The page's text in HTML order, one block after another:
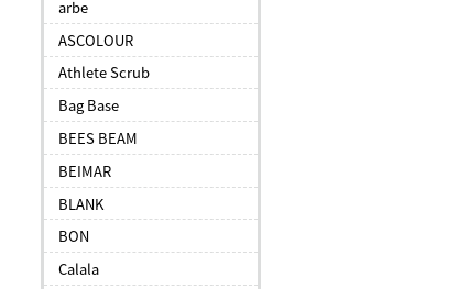
arbe
ASCOLOUR
Athlete Scrub
Bag Base
BEES BEAM
BEIMAR
BLANK
BON
Calala